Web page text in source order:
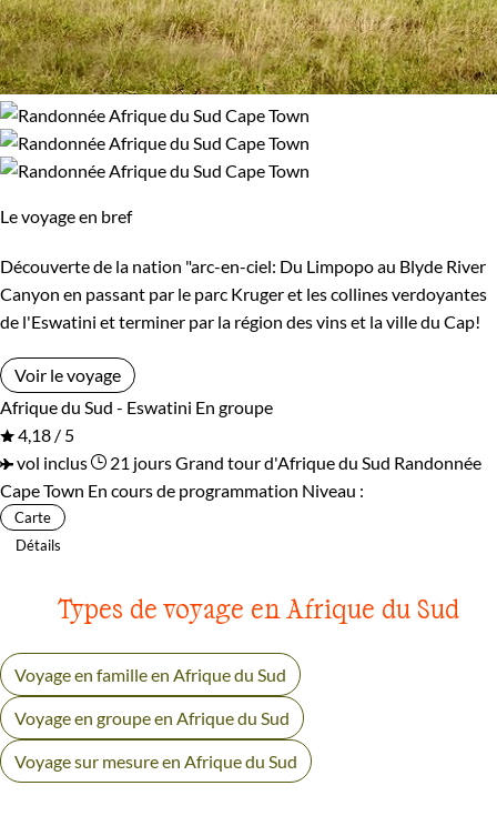
Le voyage en bref
Découverte de la nation "arc-en-ciel: Du Limpopo au Blyde River
Canyon en passant par le parc Kruger et les collines verdoyantes
de l'Eswatini et terminer par la région des vins et la ville du Cap!
Voir le voyage
Afrique du Sud - Eswatini En groupe
4,18 / 5
vol inclus
21 joursGrand tour d'Afrique du Sud Randonnée
Cape Town En cours de programmation Niveau :
Carte
Détails
Types de voyage en Afrique du Sud
Voyage en famille en Afrique du Sud
Voyage en groupe en Afrique du Sud
Voyage sur mesure en Afrique du Sud